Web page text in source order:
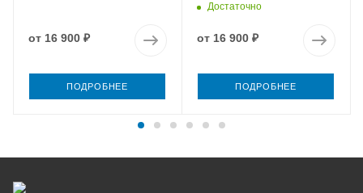
от 16 900 ₽
ПОДРОБНЕЕ
Достаточно
от 16 900 ₽
ПОДРОБНЕЕ